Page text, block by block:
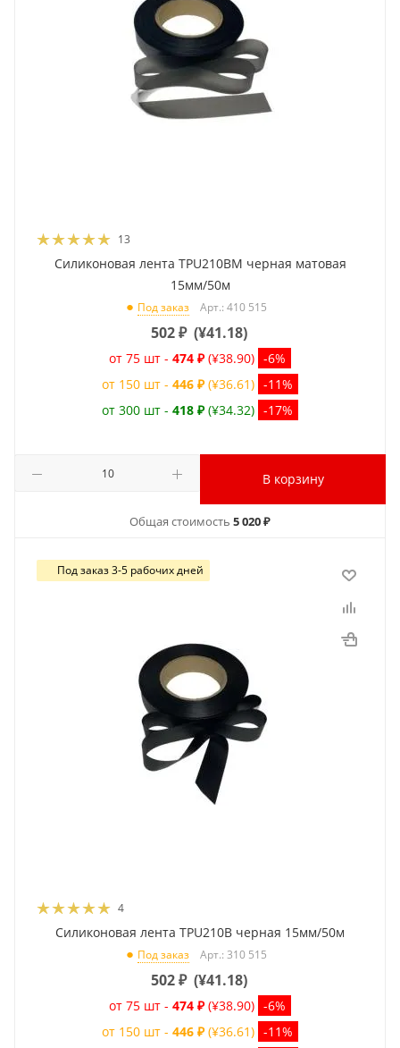
13
Силиконовая лента TPU210BM черная матовая
15мм/50м
Под заказ Арт.: 410 515
502₽ (¥41.18)
от 75 шт - 474 ₽ (¥38.90) -6%
от 150 шт - 446 ₽ (¥36.61) -11%
от 300 шт - 418 ₽ (¥34.32) -17%
В корзину
Общая стоимость 5 020 ₽
Под заказ 3-5 рабочих дней
4
Силиконовая лента TPU210B черная 15мм/50м
Под заказ Арт.: 310 515
502₽ (¥41.18)
от 75 шт - 474 ₽ (¥38.90) -6%
от 150 шт - 446 ₽ (¥36.61) -11%